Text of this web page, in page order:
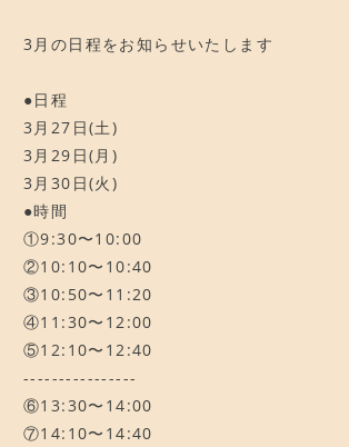
3月の日程をお知らせいたします
●日程
3月27日(土)
3月29日(月)
3月30日(火)
●時間
①9:30〜10:00
②10:10〜10:40
③10:50〜11:20
④11:30〜12:00
⑤12:10〜12:40
----------------
⑥13:30〜14:00
⑦14:10〜14:40